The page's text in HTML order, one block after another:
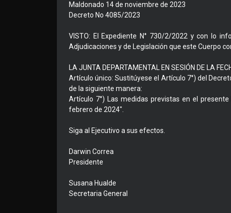
Maldonado 14 de noviembre de 2023
Decreto No 4085/2023
VISTO: El Expediente N° 730/2/2022 y con lo
Adjudicaciones y de Legislación que este Cuerpo
LA JUNTA DEPARTAMENTAL EN SESIÓN DE LA
Artículo único: Sustitúyese el Artículo 7°) del
de la siguiente manera:
Artículo 7°) Las medidas previstas en el
febrero de 2024".
Siga al Ejecutivo a sus efectos.
Darwin Correa
Presidente
Susana Hualde
Secretaria General